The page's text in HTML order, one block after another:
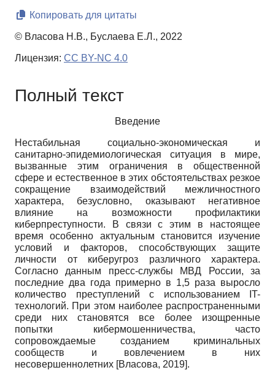
Копировать для цитаты
© Власова Н.В., Буслаева Е.Л., 2022
Лицензия: CC BY-NC 4.0
Полный текст
Введение
Нестабильная социально-экономическая и
санитарно-эпидемиологическая ситуация в мире,
вызванные этим ограничения в общественной
сфере и естественное в этих обстоятельствах резкое
сокращение взаимодействий межличностного
характера, безусловно, оказывают негативное
влияние на возможности профилактики
киберпреступности. В связи с этим в настоящее
время особенно актуальным становится изучение
условий и факторов, способствующих защите
личности от киберугроз различного характера.
Согласно данным пресс-службы МВД России, за
последние два года примерно в 1,5 раза выросло
количество преступлений с использованием IT-
технологий. При этом наиболее распространенными
среди них становятся все более изощренные
попытки кибермошенничества, часто
сопровождаемые созданием криминальных
сообществ и вовлечением в них
несовершеннолетних [Власова, 2019].